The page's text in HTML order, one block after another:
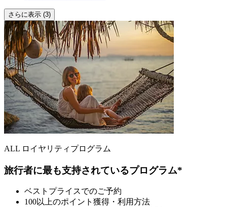
さらに表示 (3)
ALL ロイヤリティプログラム
旅行者に最も支持されているプログラム*
ベストプライスでのご予約
100以上のポイント獲得・利用方法